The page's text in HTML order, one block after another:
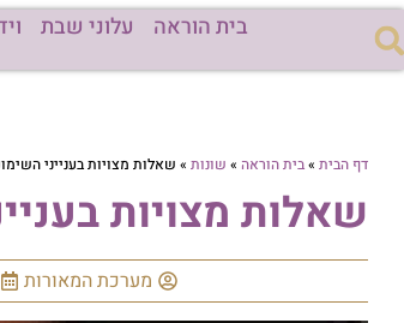
בית הוראה עלוני שבת
דף הבית »בית הוראה » שונות » שאלות מצויות בענייני
שאלות מצויות
מערכת המאורות